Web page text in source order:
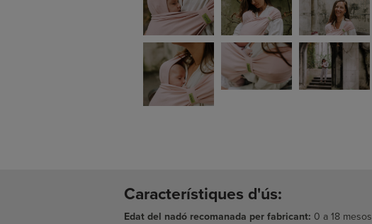
Característiques d'ús:
Edat del nadó recomanada per fabricant: 0 a 18 mesos